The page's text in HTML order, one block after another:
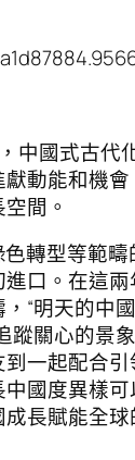
中國式古代
動能和機會
間。
轉型等範疇
口。在這
“明天的中
蹤關心的景
一起配合引
國度異樣可
長賦能全